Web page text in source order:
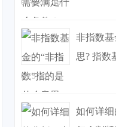
01 05:55:15
非指数
思? 指数
05:57:01
如何详细